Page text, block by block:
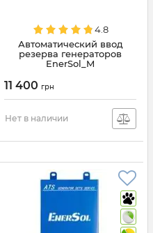
4.8
Автоматический ввод
резерва генераторов
EnerSol_M
11 400 грн
Нет в наличии